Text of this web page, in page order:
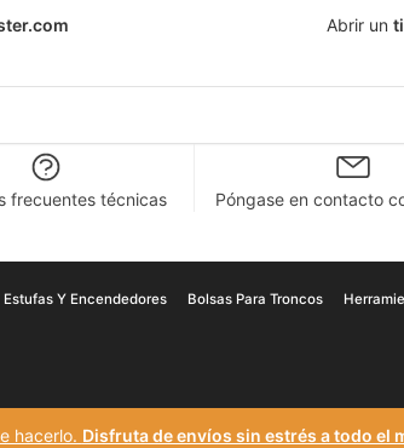
Abrir un
frecuentes técnicas Póngase en contacto
Y Encendedores Bolsas Para Troncos
hacerlo. Disfruta de envíos sin estrés a todo el